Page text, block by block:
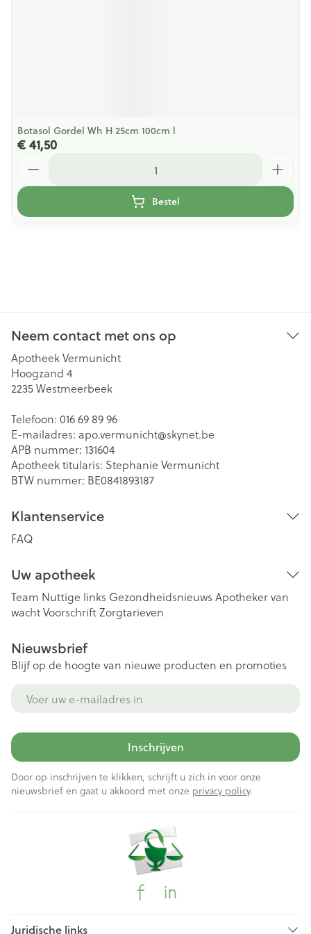
Botasol Gordel Wh H 25cm 100cm l
€ 41,50
Bestel
Neem contact met ons op
Apotheek Vermunicht
Hoogzand 4
2235Westmeerbeek
Telefoon: 016 69 89 96
E-mailadres: apo.vermunicht@skynet.be
APB nummer: 131604
Apotheek titularis: Stephanie Vermunicht
BTW nummer: BE0841893187
Klantenservice
FAQ
Uw apotheek
Team Nuttige links Gezondheidsnieuws Apotheker van
wachtVoorschriftZorgtarieven
Nieuwsbrief
Blijf op de hoogte van nieuwe producten en promoties
Inschrijven
Door op inschrijven te klikken, schrijft u zich in voor onze
nieuwsbrief en gaat u akkoord met onze privacy policy.
Juridische links